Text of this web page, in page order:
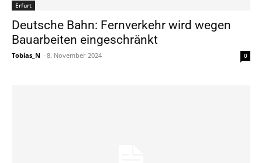
Erfurt
Deutsche Bahn: Fernverkehr wird wegen
Bauarbeiten eingeschränkt
Tobias_N - 8. November 2024 0